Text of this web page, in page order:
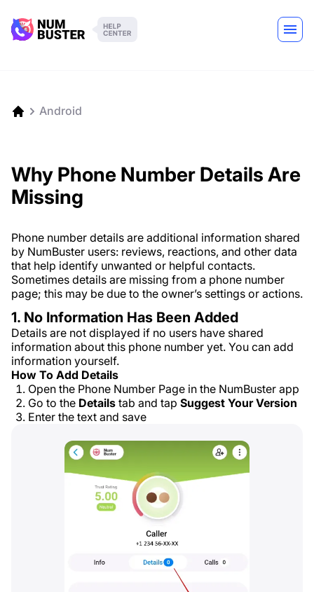
Android
Why Phone Number Details Are
Missing
Phone number details are additional information shared
by NumBuster users: reviews, reactions, and other data
that help identify unwanted or helpful contacts.
Sometimes details are missing from a phone number
page; this may be due to the owner’s settings or actions.
1. No Information Has Been Added
Details are not displayed if no users have shared
information about this phone number yet. You can add
information yourself.
How To Add Details
Open the Phone Number Page in the NumBuster app
Go to the Details tab and tap Suggest Your Version
Enter the text and save